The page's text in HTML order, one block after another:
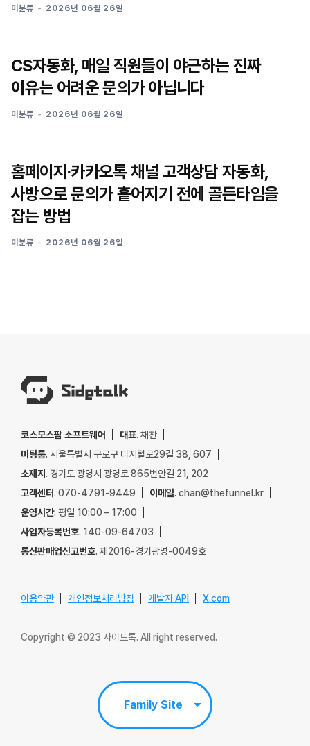
미분류 2026년 06월 26일
CS자동화, 매일 직원들이 야근하는 진짜
이유는 어려운 문의가 아닙니다
미분류 2026년 06월 26일
홈페이지·카카오톡 채널 고객상담 자동화,
사방으로 문의가 흩어지기 전에 골든타임을
잡는 방법
미분류 2026년 06월 26일
코스모스팜 소프트웨어 대표. 채찬
미팅룸. 서울특별시 구로구 디지털로29길 38, 607
소재지. 경기도 광명시 광명로 865번안길 21, 202
고객센터. 070-4791-9449 이메일. chan@thefunnel.kr
운영시간. 평일 10:00 – 17:00
사업자등록번호. 140-09-64703
통신판매업신고번호. 제2016-경기광명-0049호
이용약관 개인정보처리방침 개발자 API X.com
Copyright © 2023 사이드톡. All right reserved.
Family Site